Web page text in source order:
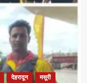
देहरादून
मसूरी